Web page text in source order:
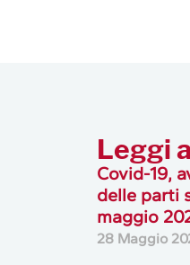
Leggi
Covid-19,
delle parti
maggio
28 Maggio